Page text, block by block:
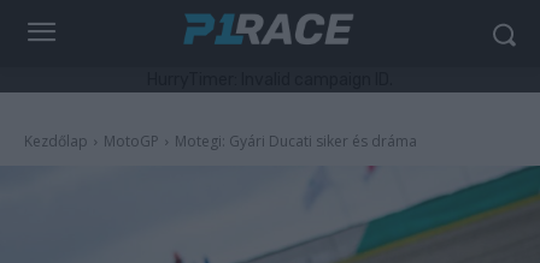
Kezdőlap MotoGP Motegi: Gyári Ducati siker és dráma